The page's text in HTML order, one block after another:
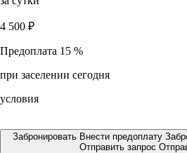
4 500 ₽
Предоплата 15 %
при заселении сегодня
условия
Забронировать Внести предоплату
Отправить запрос